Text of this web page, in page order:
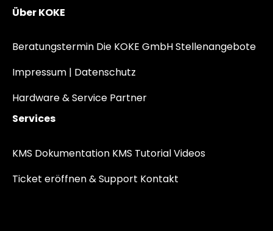
Über KOKE
Beratungstermin Die KOKE GmbHStellenangebote
Impressum | Datenschutz
Hardware & Service Partner
Services
KMS Dokumentation KMS Tutorial Videos
Ticket eröffnen & Support Kontakt